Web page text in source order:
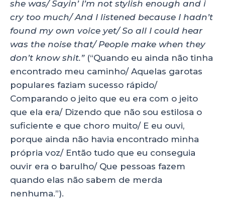
she was/ Sayin’ I’m not stylish enough and i
cry too much/ And I listened because I hadn’t
found my own voice yet/ So all I could hear
was the noise that/ People make when they
don’t know shit.” (“Quando eu ainda não tinha
encontrado meu caminho/ Aquelas garotas
populares faziam sucesso rápido/
Comparando o jeito que eu era com o jeito
que ela era/ Dizendo que não sou estilosa o
suficiente e que choro muito/ E eu ouvi,
porque ainda não havia encontrado minha
própria voz/ Então tudo que eu conseguia
ouvir era o barulho/ Que pessoas fazem
quando elas não sabem de merda
nenhuma.”).